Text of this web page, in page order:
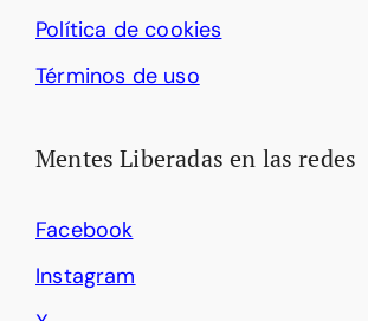
Política de cookies
Términos de uso
Mentes Liberadas en las redes
Facebook
Instagram